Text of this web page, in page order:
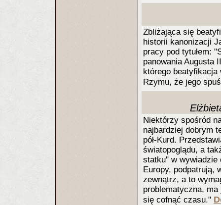
Zbliżająca się
historii kanonizacji
pracy pod tytułem:
panowania Augusta
którego beatyfikacja
Rzymu, że jego
Niektórzy spośród
najbardziej dobrym
pół-Kurd.
światopoglądu, a
statku" w wywiadzie
Europy, podpatrują,
zewnątrz, a to
problematyczna,
się cofnąć czasu."